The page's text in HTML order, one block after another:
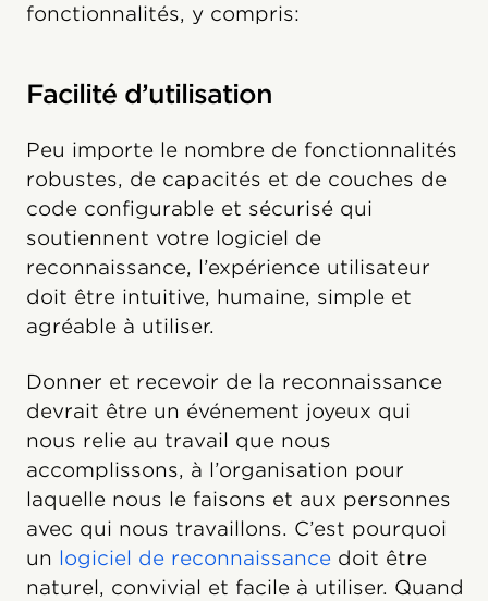
fonctionnalités, y compris:
Facilité d’utilisation
Peu importe le nombre de fonctionnalités
robustes, de capacités et de couches de
code configurable et sécurisé qui
soutiennent votre logiciel de
reconnaissance, l’expérience utilisateur
doit être intuitive, humaine, simple et
agréable à utiliser.
Donner et recevoir de la reconnaissance
devrait être un événement joyeux qui
nous relie au travail que nous
accomplissons, à l’organisation pour
laquelle nous le faisons et aux personnes
avec qui nous travaillons. C’est pourquoi
un logiciel de reconnaissance doit être
naturel, convivial et facile à utiliser. Quand